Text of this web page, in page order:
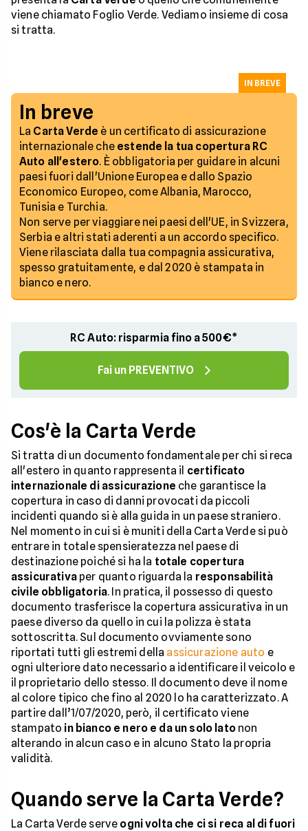
viene chiamato Foglio Verde. Vediamo insieme di cosa
si tratta.
In breve
La Carta Verde è un certificato di assicurazione
internazionale che estende la tua copertura RC
Auto all'estero. È obbligatoria per guidare in alcuni
paesi fuori dall'Unione Europea e dallo Spazio
Economico Europeo, come Albania, Marocco,
Tunisia e Turchia.
Non serve per viaggiare nei paesi dell'UE, in Svizzera,
Serbia e altri stati aderenti a un accordo specifico.
Viene rilasciata dalla tua compagnia assicurativa,
spesso gratuitamente, e dal 2020 è stampata in
bianco e nero.
IN BREVE
RC Auto: risparmia fino a 500€*
Fai un PREVENTIVO
Cos'è la Carta Verde
Si tratta di un documento fondamentale per chi si reca
all'estero in quanto rappresenta il certificato
internazionale di assicurazione che garantisce la
copertura in caso di danni provocati da piccoli
incidenti quando si è alla guida in un paese straniero.
Nel momento in cui si è muniti della Carta Verde si può
entrare in totale spensieratezza nel paese di
destinazione poiché si ha la totale copertura
assicurativaper quanto riguarda la responsabilità
civile obbligatoria. In pratica, il possesso di questo
documento trasferisce la copertura assicurativa in un
paese diverso da quello in cui la polizza è stata
sottoscritta. Sul documento ovviamente sono
riportati tutti gli estremi della assicurazione auto e
ogni ulteriore dato necessario a identificare il veicolo e
il proprietario dello stesso. Il documento deve il nome
al colore tipico che fino al 2020 lo ha caratterizzato. A
partire dall’1/07/2020, però, il certificato viene
stampato in bianco e nero e da un solo latonon
alterando in alcun caso e in alcuno Stato la propria
validità.
Quando serve la Carta Verde?
La Carta Verde serve ogni volta che ci si reca al di fuori